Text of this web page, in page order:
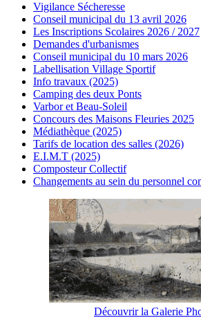
Vigilance Sécheresse
Conseil municipal du 13 avril 2026
Les Inscriptions Scolaires 2026 / 2027
Demandes d'urbanismes
Conseil municipal du 10 mars 2026
Labellisation Village Sportif
Info travaux (2025)
Camping des deux Ponts
Varbor et Beau-Soleil
Concours des Maisons Fleuries 2025
Médiathèque (2025)
Tarifs de location des salles (2026)
E.I.M.T (2025)
Composteur Collectif
Changements au sein du personnel
Découvrir la Galerie